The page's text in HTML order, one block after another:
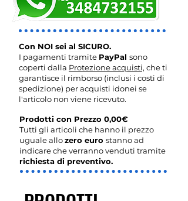
Con NOI sei al SICURO.
I pagamenti tramite PayPal sono
coperti dalla Protezione acquisti, che ti
garantisce il rimborso (inclusi i costi di
spedizione) per acquisti idonei se
l'articolo non viene ricevuto.
Prodotti con Prezzo 0,00€
Tutti gli articoli che hanno il prezzo
uguale allozero euro stanno ad
indicare che verranno venduti tramite
richiesta di preventivo.